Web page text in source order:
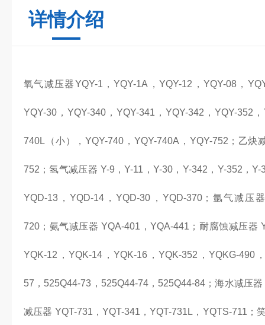
详情介绍
氧气减压器YQY-1，YQY-1A，YQY-12，YQY-08，
YQY-30，YQY-340，YQY-341，YQY-342，YQY-352
740L（小），YQY-740，YQY-740A，YQY-752；乙炔
752；氢气减压器 Y-9，Y-11，Y-30，Y-342，Y-352，
YQD-13，YQD-14，YQD-30，YQD-370；氩气减压
720；氨气减压器 YQA-401，YQA-441；耐腐蚀减压器
YQK-12，YQK-14，YQK-16，YQK-352，YQKG-490
57，525Q44-73，525Q44-74，525Q44-84；海水减压
减压器 YQT-731，YQT-341，YQT-731L，YQTS-711；